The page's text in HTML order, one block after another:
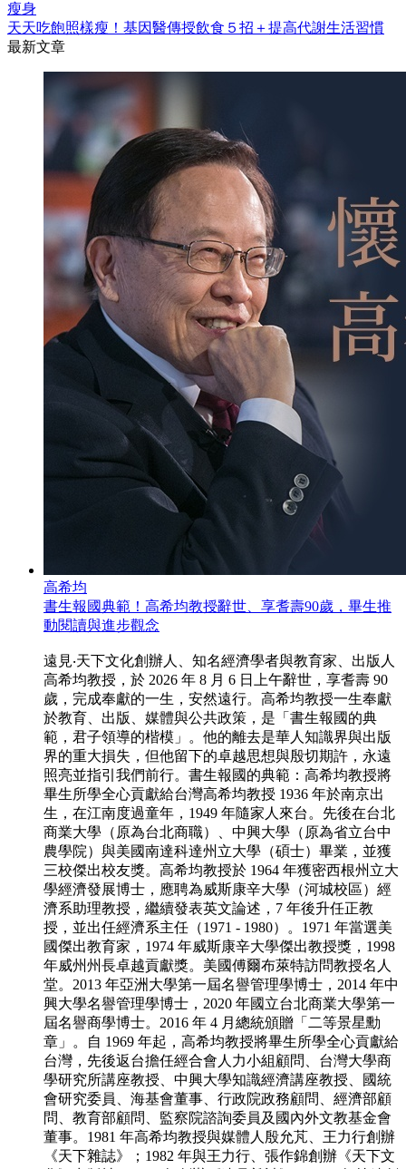
瘦身
天天吃飽照樣瘦！基因醫傳授飲食５招＋提高代謝生活習慣
最新文章
高希均
書生報國典範！高希均教授辭世、享耆壽90歲，畢生推
動閱讀與進步觀念
遠見‧天下文化創辦人、知名經濟學者與教育家、出版人
高希均教授，於 2026 年 8 月 6 日上午辭世，享耆壽 90
歲，完成奉獻的一生，安然遠行。高希均教授一生奉獻
於教育、出版、媒體與公共政策，是「書生報國的典
範，君子領導的楷模」。他的離去是華人知識界與出版
界的重大損失，但他留下的卓越思想與殷切期許，永遠
照亮並指引我們前行。書生報國的典範：高希均教授將
畢生所學全心貢獻給台灣高希均教授 1936 年於南京出
生，在江南度過童年，1949 年隨家人來台。先後在台北
商業大學（原為台北商職）、中興大學（原為省立台中
農學院）與美國南達科達州立大學（碩士）畢業，並獲
三校傑出校友獎。高希均教授於 1964 年獲密西根州立大
學經濟發展博士，應聘為威斯康辛大學（河城校區）經
濟系助理教授，繼續發表英文論述，7 年後升任正教
授，並出任經濟系主任（1971 - 1980）。1971 年當選美
國傑出教育家，1974 年威斯康辛大學傑出教授獎，1998
年威州州長卓越貢獻獎。美國傅爾布萊特訪問教授名人
堂。2013 年亞洲大學第一屆名譽管理學博士，2014 年中
興大學名譽管理學博士，2020 年國立台北商業大學第一
屆名譽商學博士。2016 年 4 月總統頒贈「二等景星勳
章」。自 1969 年起，高希均教授將畢生所學全心貢獻給
台灣，先後返台擔任經合會人力小組顧問、台灣大學商
學研究所講座教授、中興大學知識經濟講座教授、國統
會研究委員、海基會董事、行政院政務顧問、經濟部顧
問、教育部顧問、監察院諮詢委員及國內外文教基金會
董事。1981 年高希均教授與媒體人殷允芃、王力行創辦
《天下雜誌》；1982 年與王力行、張作錦創辦《天下文